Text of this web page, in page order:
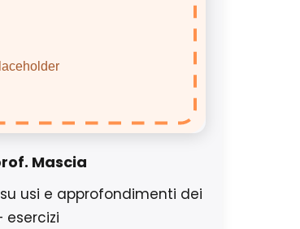
Mascia
usi e approfondimenti dei
esercizi